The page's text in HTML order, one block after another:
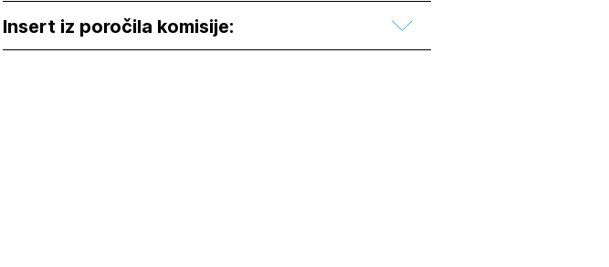
Insert iz poročila komisije: